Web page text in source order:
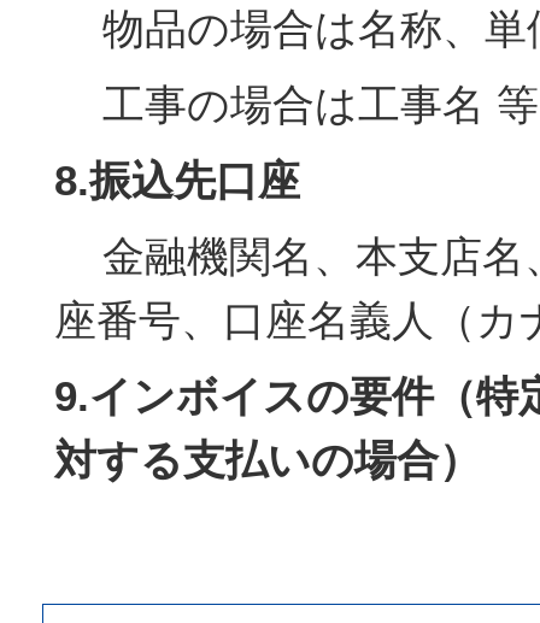
物品の場合は名称、単
工事の場合は工事名 等
8.振込先口座
金融機関名、本支店名
座番号、口座名義人（カ
9.インボイスの要件（特
対する支払いの場合）